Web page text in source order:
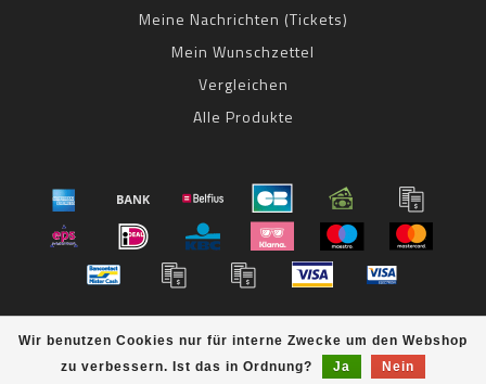
Wir benutzen Cookies nur für interne Zwecke um den Webshop
zu verbessern. Ist das in Ordnung?
Ja Nein
Meine Nachrichten (Tickets)
Mein Wunschzettel
Vergleichen
Alle Produkte
© Copyright 2026 bestbike RADSPORT Andreas Kommer -
Powered byLightspeed- Theme byDyvelopment